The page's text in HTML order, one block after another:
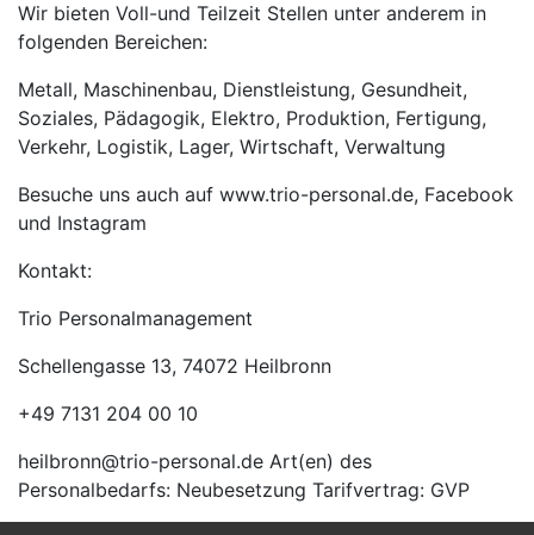
Wir bieten Voll-und Teilzeit Stellen unter anderem in
folgenden Bereichen:
Metall, Maschinenbau, Dienstleistung, Gesundheit,
Soziales, Pädagogik, Elektro, Produktion, Fertigung,
Verkehr, Logistik, Lager, Wirtschaft, Verwaltung
Besuche uns auch auf www.trio-personal.de, Facebook
und Instagram
Kontakt:
Trio Personalmanagement
Schellengasse 13, 74072 Heilbronn
+49 7131 204 00 10
heilbronn@trio-personal.de Art(en) des
Personalbedarfs: Neubesetzung Tarifvertrag: GVP